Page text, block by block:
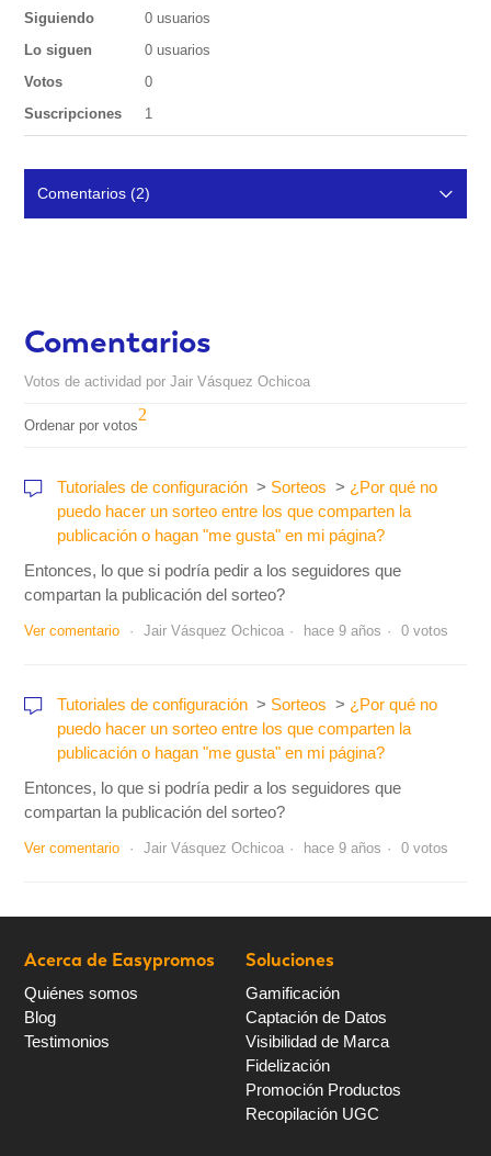
Siguiendo
0 usuarios
Lo siguen
0 usuarios
Votos
0
Suscripciones
1
Comentarios (2)
Comentarios
Votos de actividad por Jair Vásquez Ochicoa
Ordenar por votos
Tutoriales de configuración Sorteos
¿Por qué no
puedo hacer un sorteo entre los que comparten la
publicación o hagan "me gusta" en mi página?
Entonces, lo que si podría pedir a los seguidores que
compartan la publicación del sorteo?
Ver comentario Jair Vásquez Ochicoa hace 9 años 0 votos
Tutoriales de configuración Sorteos
¿Por qué no
puedo hacer un sorteo entre los que comparten la
publicación o hagan "me gusta" en mi página?
Entonces, lo que si podría pedir a los seguidores que
compartan la publicación del sorteo?
Ver comentario Jair Vásquez Ochicoa hace 9 años 0 votos
Acerca de Easypromos
Quiénes somos
Blog
Testimonios
Soluciones
Gamificación
Captación de Datos
Visibilidad de Marca
Fidelización
Promoción Productos
Recopilación UGC